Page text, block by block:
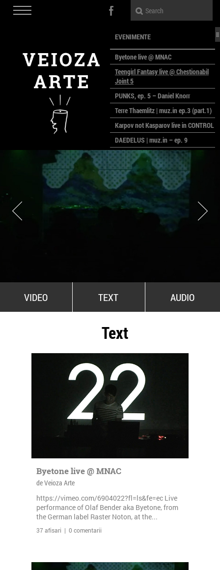
EVENIMENTE
Byetone live @ MNAC
Teengirl Fantasy live @ Chestionabil
Joint 5
PUNKS, ep. 5 – Daniel Knorr
Terre Thaemlitz | muz.in ep.3 (part.1)
Karpov not Kasparov live in CONTROL
DAEDELUS | muz.in – ep. 9
LALELE, LALELE – prima premieră a
anului la MACAZ
CinePOLSKA – filme poloneze la
București
PEOPLE OF ROMANIA se lansează la
galeria Simeza
All Stars For Outernational
VIDEO TEXT AUDIO
Text
Byetone live @ MNAC
de Veioza Arte
https://vimeo.com/6904022?fl=ls&fe=ec Live
performance of Olaf Bender aka Byetone, from
the German label Raster Noton, at the...
37 afisari | 0 comentarii